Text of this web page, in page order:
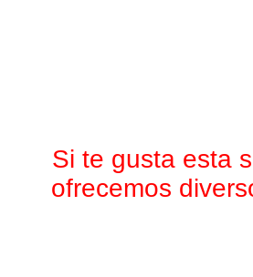
Si te gusta esta
ofrecemos